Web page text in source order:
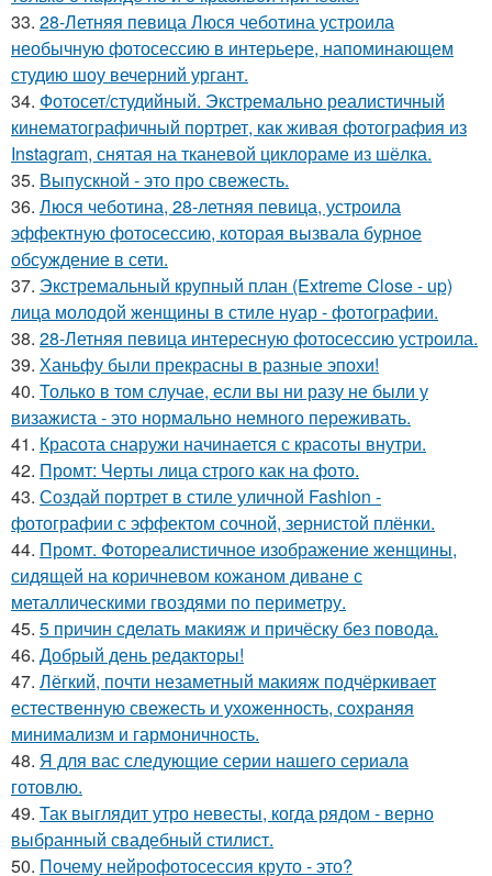
33. 28-Летняя певица Люся чеботина устроила
необычную фотосессию в интерьере, напоминающем
студию шоу вечерний ургант.
34. Фотосет/студийный. Экстремально реалистичный
кинематографичный портрет, как живая фотография из
Instagram, снятая на тканевой циклораме из шёлка.
35. Выпускной - это про свежесть.
36. Люся чеботина, 28-летняя певица, устроила
эффектную фотосессию, которая вызвала бурное
обсуждение в сети.
37. Экстремальный крупный план (Extreme Close - up)
лица молодой женщины в стиле нуар - фотографии.
38. 28-Летняя певица интересную фотосессию устроила.
39. Ханьфу были прекрасны в разные эпохи!
40. Только в том случае, если вы ни разу не были у
визажиста - это нормально немного переживать.
41. Красота снаружи начинается с красоты внутри.
42. Промт: Черты лица строго как на фото.
43. Создай портрет в стиле уличной Fashion -
фотографии с эффектом сочной, зернистой плёнки.
44. Промт. Фотореалистичное изображение женщины,
сидящей на коричневом кожаном диване с
металлическими гвоздями по периметру.
45. 5 причин сделать макияж и причёску без повода.
46. Добрый день редакторы!
47. Лёгкий, почти незаметный макияж подчёркивает
естественную свежесть и ухоженность, сохраняя
минимализм и гармоничность.
48. Я для вас следующие серии нашего сериала
готовлю.
49. Так выглядит утро невесты, когда рядом - верно
выбранный свадебный стилист.
50. Почему нейрофотосессия круто - это?